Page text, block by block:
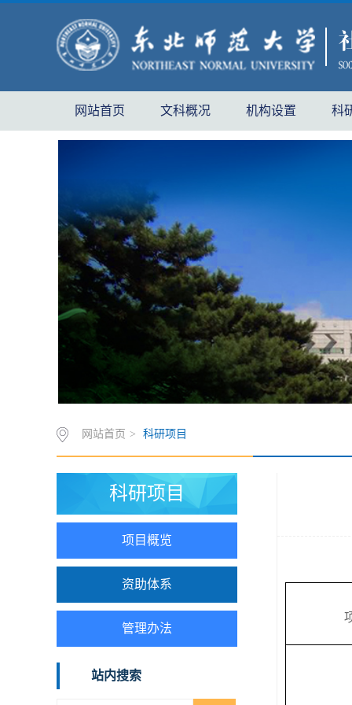
网站首页 文科概况 机构设置 科
网站首页 > 科研项目
科研项目
项目概览
资助体系
管理办法
站内搜索